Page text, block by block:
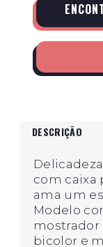
DESCRIÇÃO
com caixa
ama um
Modelo
mostrador
bicolor e